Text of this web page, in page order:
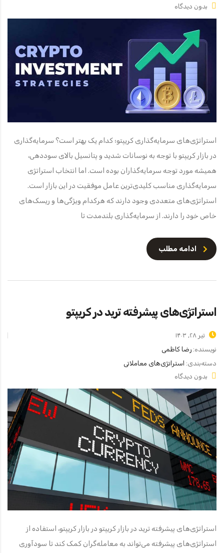
بدون دیدگاه
استراتژی‌های سرمایه‌گذاری کریپتو؛ کدام یک بهتر است؟ سرمایه‌گذاری
در بازار کریپتو با توجه به نوسانات شدید و پتانسیل بالای سوددهی،
همیشه مورد توجه سرمایه‌گذاران بوده است. اما انتخاب استراتژی
سرمایه‌گذاری مناسب کلیدی‌ترین عامل موفقیت در این بازار است.
استراتژی‌های متعددی وجود دارند که هرکدام ویژگی‌ها و ریسک‌های
خاص خود را دارند. از سرمایه‌گذاری بلندمدت تا
ادامه مطلب
استراتژی‌های پیشرفته ترید در کریپتو
تیر ۲۸, ۱۴۰۳
نویسنده: رضا کاظمی
دسته‌بندی: استراتژی‌های معاملاتی
بدون دیدگاه
استراتژی‌های پیشرفته ترید در بازار کریپتو در بازار کریپتو، استفاده از
استراتژی‌های پیشرفته می‌تواند به معامله‌گران کمک کند تا سودآوری